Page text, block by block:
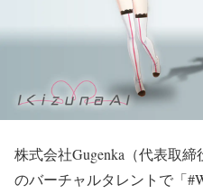
株式会社Gugenka（代表取
のバーチャルタレントで「